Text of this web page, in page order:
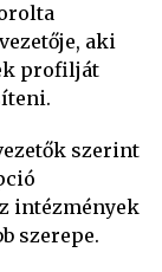
aki
profilját
szerint
intézmények
szerepe.